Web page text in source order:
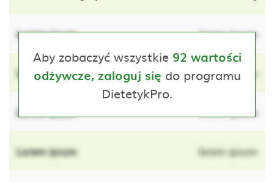
Lorem ipsum lorem ipsum
Lorem ipsum lorem ipsum
Lorem ipsum lorem ipsum
Lorem ipsum lorem ipsum
Aby zobaczyć wszystkie 92 wartości
odżywcze, zaloguj się do programu
DietetykPro.